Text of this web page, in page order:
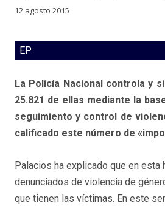
12 agosto 2015
EP
La Policía Nacional controla y
25.821 de ellas mediante la
seguimiento y control de
calificado este número de
Palacios ha explicado que en
denunciados de violencia de
que tienen las víctimas. En este